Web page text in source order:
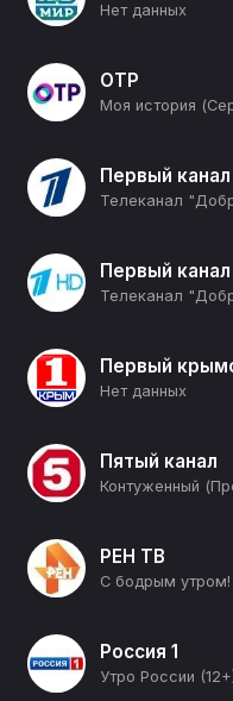
Нет данных
ОТР
Моя история
Первый канал
Телеканал
Первый канал
Телеканал
Первый
Нет данных
Пятый канал
РЕН ТВ
С бодрым утром!
Россия 1
Утро России